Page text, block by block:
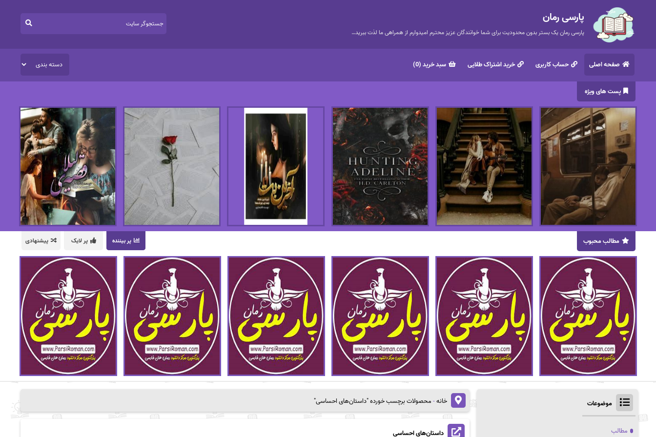
پارسی رمان
پارسی رمان یک بستر بدون محدودیت برای شما خوانندگان عزیز محترم امیدوارم از همراهی ما لذت ببرید…
صفحه اصلی حساب کاربری خرید اشتراک طلایی سبد خرید (0)
پست های ویژه
پر بیننده پر لایک پیشنهادی مطالب محبوب
خانه-محصولات برچسب خورده "داستان‌های احساسی"
داستان‌های احساسی
موضوعات
مطالب